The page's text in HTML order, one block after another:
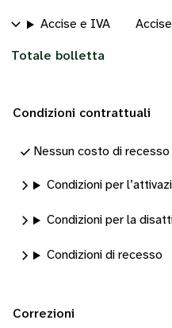
Accise e IVA
Totale bolletta
Condizioni contrattuali
Nessun costo di
Condizioni per
Condizioni per la
Condizioni di recesso
Correzioni